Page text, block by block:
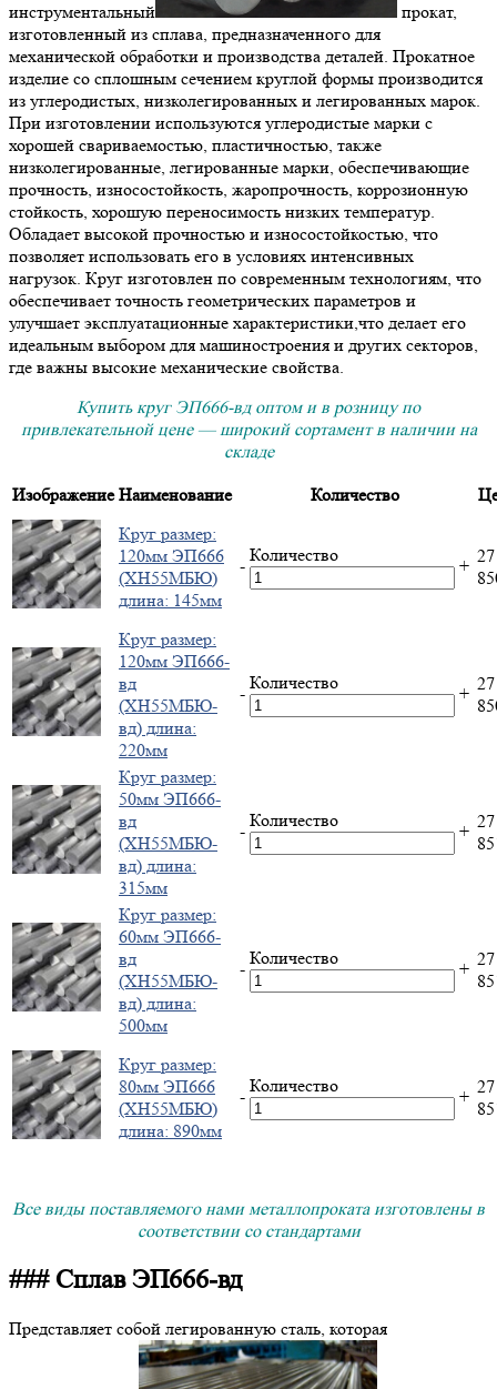
инструментальный
прокат,
изготовленный из сплава, предназначенного для
механической обработки и производства деталей. Прокатное
изделие со сплошным сечением круглой формы производится
из углеродистых, низколегированных и легированных марок.
При изготовлении используются углеродистые марки с
хорошей свариваемостью, пластичностью, также
низколегированные, легированные марки, обеспечивающие
прочность, износостойкость, жаропрочность, коррозионную
стойкость, хорошую переносимость низких температур.
Обладает высокой прочностью и износостойкостью, что
позволяет использовать его в условиях интенсивных
нагрузок. Круг изготовлен по современным технологиям, что
обеспечивает точность геометрических параметров и
улучшает эксплуатационные характеристики,что делает его
идеальным выбором для машиностроения и других секторов,
где важны высокие механические свойства.
Купить круг ЭП666-вд оптом и в розницу по
привлекательной цене — широкий сортамент в наличии на
складе
Изображение Наименование Количество
Круг размер:
120мм ЭП666
(ХН55МБЮ)
длина: 145мм
-
Количество
+ 27
Круг размер:
120мм ЭП666-
вд
(ХН55МБЮ-
вд) длина:
220мм
-
Количество
+ 27
Круг размер:
50мм ЭП666-
вд
(ХН55МБЮ-
вд) длина:
315мм
-
Количество
+ 27
Круг размер:
60мм ЭП666-
вд
(ХН55МБЮ-
вд) длина:
500мм
-
Количество
+ 27
Круг размер:
80мм ЭП666
(ХН55МБЮ)
длина: 890мм
-
Количество
+ 27
Все виды поставляемого нами металлопроката изготовлены в
соответствии со стандартами
### Сплав ЭП666-вд
Представляет собой легированную сталь, которая